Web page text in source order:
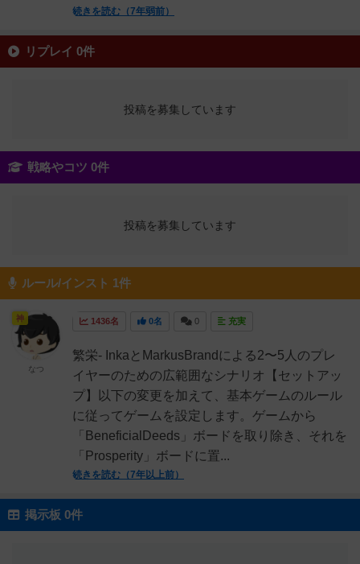
続きを読む（7年弱前）
リプレイ 0件
投稿を募集しています
戦略やコツ 0件
投稿を募集しています
ルール/インスト 1件
1436名 0名 0 充実
繁栄- InkaとMarkusBrandによる2〜5人のプレ
イヤーのための広範囲なシナリオ【セットアッ
プ】以下の変更を加えて、基本ゲームのルール
に従ってゲームを設定します。ゲームから
「BeneficialDeeds」ボードを取り除き、それを
「Prosperity」ボードに置...
続きを読む（7年以上前）
神
なつ
掲示板 0件